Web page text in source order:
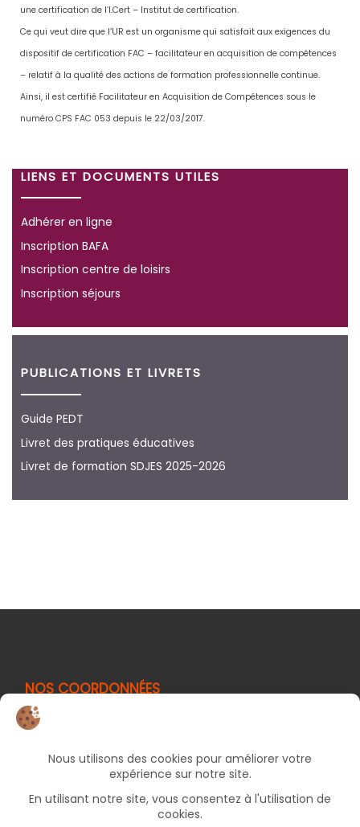
une certification de l’I.Cert – Institut de certification.
Ce qui veut dire que l’UR est un organisme qui satisfait aux exigences du
dispositif de certification FAC – facilitateur en acquisition de compétences
– relatif à la qualité des actions de formation professionnelle continue.
Ainsi, il est certifié Facilitateur en Acquisition de Compétences sous le
numéro CPS FAC 053 depuis le 22/03/2017.
LIENS ET DOCUMENTS UTILES
Adhérer en ligne
Inscription BAFA
Inscription centre de loisirs
Inscription séjours
PUBLICATIONS ET LIVRETS
Guide PEDT
Livret des pratiques éducatives
Livret de formation SDJES 2025-2026
NOS COORDONNÉES
25 rue d’Albert
05 63 66 49 06
Bureaux ouverts le lundi et jeudi de 9h à 17h, le
mercredi et vendredi de 9h à 12h30 (fermé le